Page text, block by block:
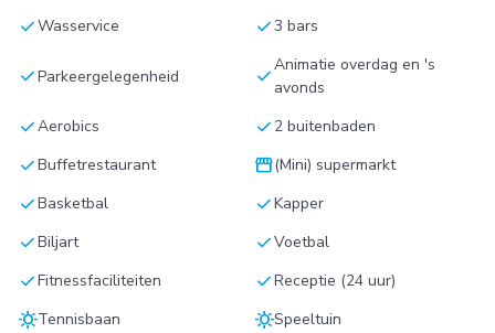
checkWasservice check3 bars
checkParkeergelegenheid checkAnimatie overdag en 's
avonds
checkAerobics check 2 buitenbaden
checkBuffetrestaurant storefront(Mini) supermarkt
checkBasketbal checkKapper
checkBiljart checkVoetbal
checkFitnessfaciliteiten checkReceptie (24 uur)
sunnyTennisbaan sunnySpeeltuin